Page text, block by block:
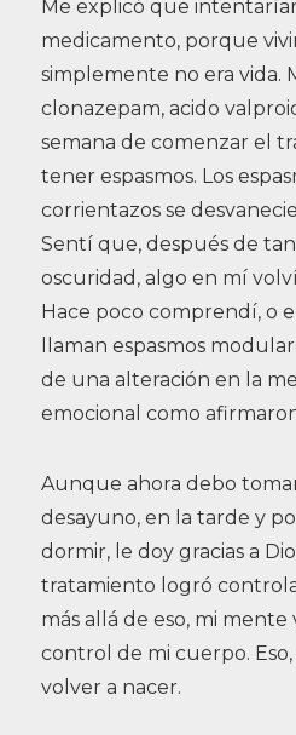
Me explicó que
medicamento, porque
simplemente no era vida.
clonazepam, acido
semana de comenzar el
tener espasmos. Los
corrientazos se
Sentí que, después de
oscuridad, algo en mí
Hace poco comprendí, o
llaman espasmos
de una alteración en la
emocional como
Aunque ahora debo
desayuno, en la tarde y
dormir, le doy gracias a
tratamiento logró
más allá de eso, mi mente
control de mi cuerpo.
volver a nacer.